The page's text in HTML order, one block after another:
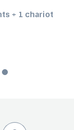
+ 1 chariot